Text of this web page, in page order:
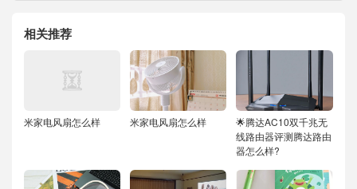
相关推荐
米家电风扇怎么样 米家电风扇怎么样
🌟腾达AC10双千兆无
线路由器评测腾达路由
器怎么样?